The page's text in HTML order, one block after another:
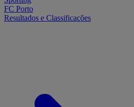
FC Porto
Resultados e Classificações